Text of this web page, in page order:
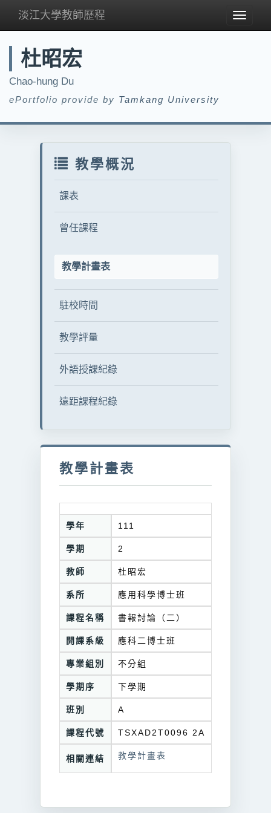
Toggle
淡江大學教師歷程
杜昭宏
Chao-hung Du
ePortfolio provide by Tamkang University
教學概況
課表
曾任課程
教學計畫表
駐校時間
教學評量
外語授課紀錄
遠距課程紀錄
教學計畫表
學年 111
學期 2
教師 杜昭宏
系所 應用科學博士班
課程名稱 書報討論（二）
開課系級 應科二博士班
專業組別 不分組
學期序 下學期
班別 A
課程代號 TSXAD2T0096 2A
相關連結 教學計畫表